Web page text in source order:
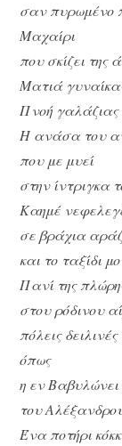
σαν πυρωμένο
Μαχαίρι
που σκίζει της
Ματιά
Πνοή
Η ανάσα του
που με μυεί
στην ίντριγκα
Καημέ
σε βράχια
και το ταξίδι
Πανί της
στου ρόδινου
πόλεις
όπως
η εν
του
Ένα ποτήρι